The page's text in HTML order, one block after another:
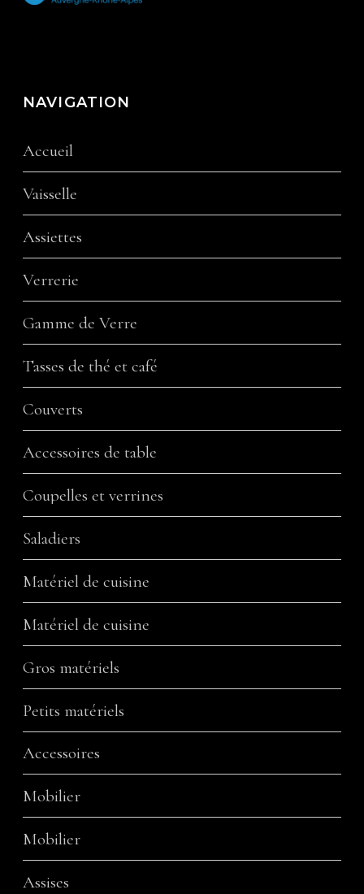
NAVIGATION
Accueil
Vaisselle
Assiettes
Verrerie
Gamme de Verre
Tasses de thé et café
Couverts
Accessoires de table
Coupelles et verrines
Saladiers
Matériel de cuisine
Matériel de cuisine
Gros matériels
Petits matériels
Accessoires
Mobilier
Mobilier
Assises